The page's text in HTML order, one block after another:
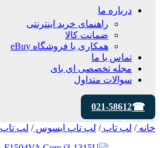
درباره ما
راهنمای خرید اینترنتی
ضمانت کالا
همکاری با فروشگاه eBuy
تماس با ما
مجله تخصصی ای‌ بای
سوالات متداول
021-58612
خانه/ لپ تاپ/ لپ تاپ ایسوس/ لپ تاپ VivoBook